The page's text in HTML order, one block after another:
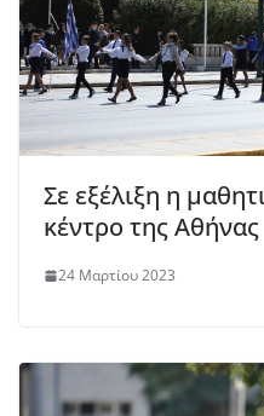
Σε εξέλιξη η
κέντρο της Αθήνας
24 Μαρτίου 2023